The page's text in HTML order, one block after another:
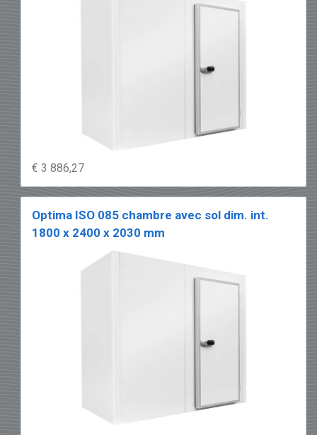
€ 3 886,27
Optima ISO 085 chambre avec sol dim. int.
1800 x 2400 x 2030 mm